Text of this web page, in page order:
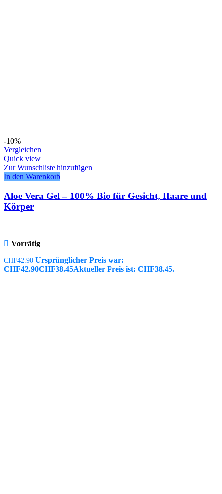
-10%
Vergleichen
Quick view
Zur Wunschliste hinzufügen
In den Warenkorb
Aloe Vera Gel – 100% Bio für Gesicht, Haare und
Körper
Vorrätig
CHF42.90 Ursprünglicher Preis war:
CHF42.90CHF38.45Aktueller Preis ist: CHF38.45.